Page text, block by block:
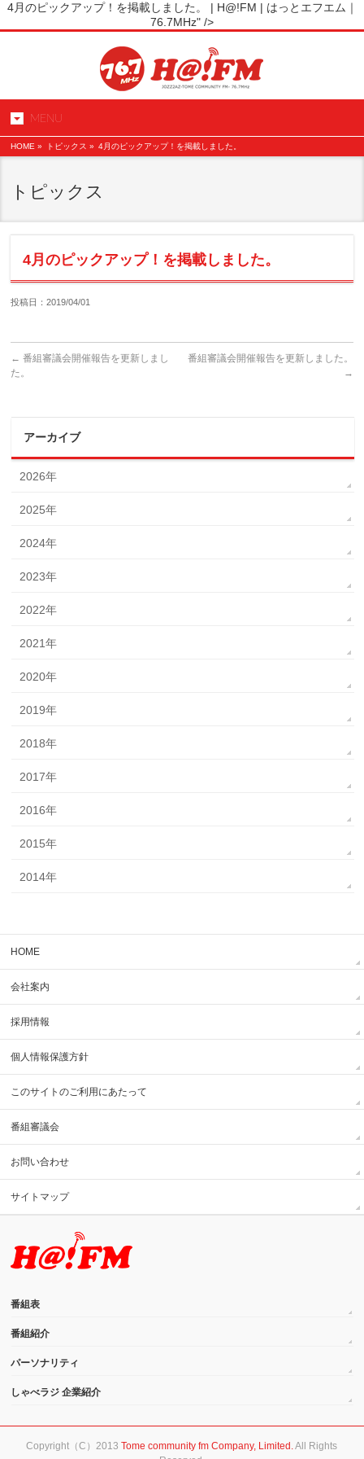
4月のピックアップ！を掲載しました。 | H@!FM | はっとエフエム｜
76.7MHz" />
MENU
HOME » トピックス » 4月のピックアップ！を掲載しました。
トピックス
4月のピックアップ！を掲載しました。
投稿日：2019/04/01
← 番組審議会開催報告を更新しまし
た。
番組審議会開催報告を更新しました。
→
アーカイブ
2026年
2025年
2024年
2023年
2022年
2021年
2020年
2019年
2018年
2017年
2016年
2015年
2014年
HOME
会社案内
採用情報
個人情報保護方針
このサイトのご利用にあたって
番組審議会
お問い合わせ
サイトマップ
番組表
番組紹介
パーソナリティ
しゃべラジ 企業紹介
Copyright（C）2013Tome community fm Company, Limited.All Rights